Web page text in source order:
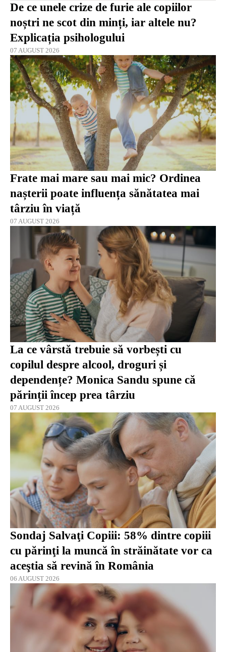
De ce unele crize de furie ale copiilor
noștri ne scot din minți, iar altele nu?
Explicația psihologului
07 AUGUST 2026
Frate mai mare sau mai mic? Ordinea
nașterii poate influența sănătatea mai
târziu în viață
07 AUGUST 2026
La ce vârstă trebuie să vorbești cu
copilul despre alcool, droguri și
dependențe? Monica Sandu spune că
părinții încep prea târziu
07 AUGUST 2026
Sondaj Salvaţi Copiii: 58% dintre copiii
cu părinţi la muncă în străinătate vor ca
aceştia să revină în România
06 AUGUST 2026